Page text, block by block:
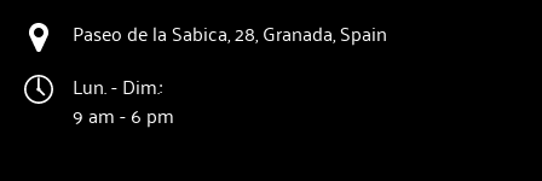
Paseo de la Sabica, 28, Granada, Spain
Lun. - Dim.:
9 am - 6 pm